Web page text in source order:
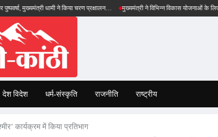
धामी ने किया चरण प्रक्षालन… मुख्यमंत्री ने विभिन्न विकास योजनाओं के लिए ₹5 करोड़ की
देश विदेश धर्म-संस्कृति राजनीति राष्ट्रीय
कार्यक्रम में किया प्रतिभाग